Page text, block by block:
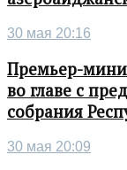
30 мая 20:16
Премьер-
во главе с
собрания
30 мая 20:09